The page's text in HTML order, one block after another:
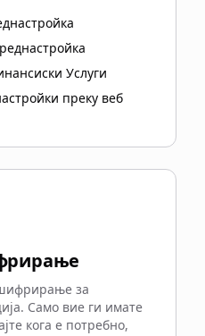
Услуги
преку веб
за
Само вие ги имате
кога е потребно,